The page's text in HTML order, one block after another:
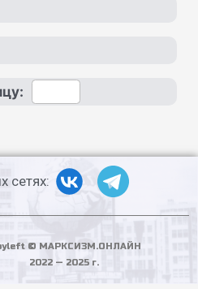
сетях:
© МАРКСИЗМ.ОНЛАЙН
2022 — 2025 г.